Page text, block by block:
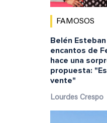
FAMOSOS
Belén
encantos de
hace una
propuesta:
vente"
Lourdes Crespo